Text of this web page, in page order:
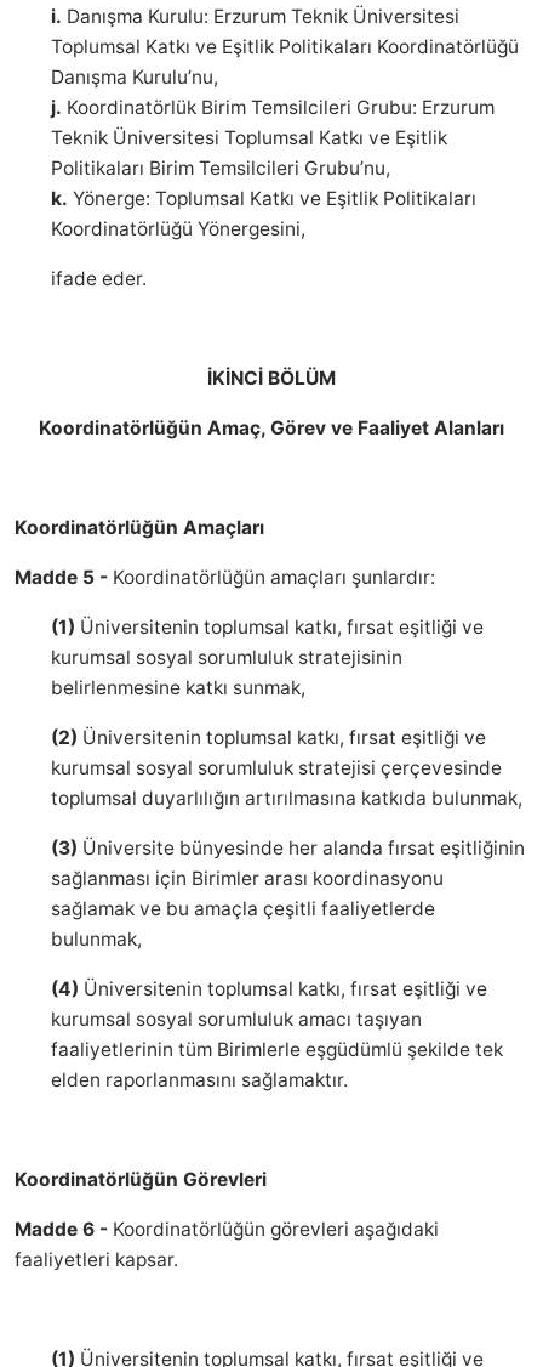
i. Danışma Kurulu: Erzurum Teknik Üniversitesi
Toplumsal Katkı ve Eşitlik Politikaları Koordinatörlüğü
Danışma Kurulu’nu,
j. Koordinatörlük Birim Temsilcileri Grubu: Erzurum
Teknik Üniversitesi Toplumsal Katkı ve Eşitlik
Politikaları Birim Temsilcileri Grubu’nu,
k. Yönerge: Toplumsal Katkı ve Eşitlik Politikaları
Koordinatörlüğü Yönergesini,
ifade eder.
İKİNCİ BÖLÜM
Koordinatörlüğün Amaç, Görev ve Faaliyet Alanları
Koordinatörlüğün Amaçları
Madde 5 - Koordinatörlüğün amaçları şunlardır:
(1) Üniversitenin toplumsal katkı, fırsat eşitliği ve
kurumsal sosyal sorumluluk stratejisinin
belirlenmesine katkı sunmak,
(2) Üniversitenin toplumsal katkı, fırsat eşitliği ve
kurumsal sosyal sorumluluk stratejisi çerçevesinde
toplumsal duyarlılığın artırılmasına katkıda bulunmak,
(3) Üniversite bünyesinde her alanda fırsat eşitliğinin
sağlanması için Birimler arası koordinasyonu
sağlamak ve bu amaçla çeşitli faaliyetlerde
bulunmak,
(4) Üniversitenin toplumsal katkı, fırsat eşitliği ve
kurumsal sosyal sorumluluk amacı taşıyan
faaliyetlerinin tüm Birimlerle eşgüdümlü şekilde tek
elden raporlanmasını sağlamaktır.
Koordinatörlüğün Görevleri
Madde 6 - Koordinatörlüğün görevleri aşağıdaki
faaliyetleri kapsar.
(1) Üniversitenin toplumsal katkı, fırsat eşitliği ve